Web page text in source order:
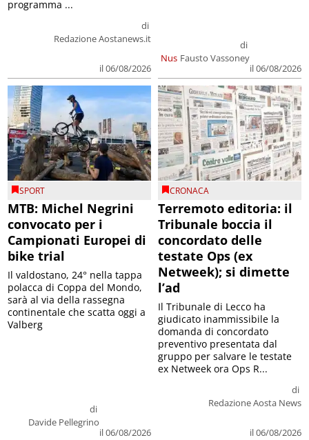
di
Redazione Aostanews.it
il 06/08/2026
programma ...
Nus
di
Fausto Vassoney
il 06/08/2026
SPORT
MTB: Michel Negrini
convocato per i
Campionati Europei di
bike trial
di
Davide Pellegrino
il 06/08/2026
Il valdostano, 24° nella tappa
polacca di Coppa del Mondo,
sarà al via della rassegna
continentale che scatta oggi a
Valberg
CRONACA
Terremoto editoria: il
Tribunale boccia il
concordato delle
testate Ops (ex
Netweek); si dimette
l’ad
di
Redazione Aosta News
il 06/08/2026
Il Tribunale di Lecco ha
giudicato inammissibile la
domanda di concordato
preventivo presentata dal
gruppo per salvare le testate
ex Netweek ora Ops R...